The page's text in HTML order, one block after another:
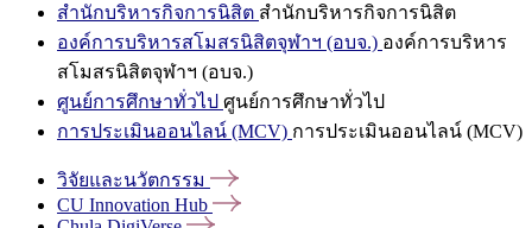
สำนักบริหารกิจการนิสิต สำนักบริหารกิจการนิสิต
องค์การบริหารสโมสรนิสิตจุฬาฯ (อบจ.) องค์การบริหาร
สโมสรนิสิตจุฬาฯ (อบจ.)
ศูนย์การศึกษาทั่วไป ศูนย์การศึกษาทั่วไป
การประเมินออนไลน์ (MCV) การประเมินออนไลน์ (MCV)
วิจัยและนวัตกรรม
CU Innovation Hub